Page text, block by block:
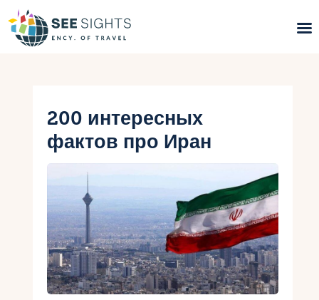
Горящие туры
Типы Туров
Страны
Инфо
Блог
Контакты
200 интересных
фактов про Иран